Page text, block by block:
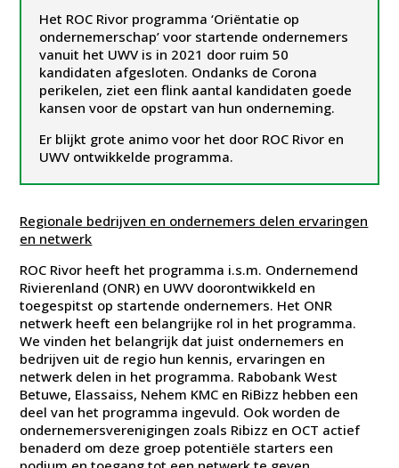
Het ROC Rivor programma ‘Oriëntatie op
ondernemerschap’ voor startende ondernemers
vanuit het UWV is in 2021 door ruim 50
kandidaten afgesloten. Ondanks de Corona
perikelen, ziet een flink aantal kandidaten goede
kansen voor de opstart van hun onderneming.
Er blijkt grote animo voor het door ROC Rivor en
UWV ontwikkelde programma.
Regionale bedrijven en ondernemers delen ervaringen
en netwerk
ROC Rivor heeft het programma i.s.m. Ondernemend
Rivierenland (ONR) en UWV doorontwikkeld en
toegespitst op startende ondernemers. Het ONR
netwerk heeft een belangrijke rol in het programma.
We vinden het belangrijk dat juist ondernemers en
bedrijven uit de regio hun kennis, ervaringen en
netwerk delen in het programma. Rabobank West
Betuwe, Elassaiss, Nehem KMC en RiBizz hebben een
deel van het programma ingevuld. Ook worden de
ondernemersverenigingen zoals Ribizz en OCT actief
benaderd om deze groep potentiële starters een